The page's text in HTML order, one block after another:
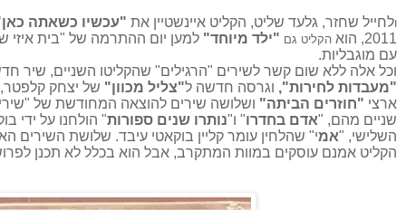
ולחייל שחזר, גלעד שליט, הקליט איינשטיין את "עכשיו כשאתה
2011, הוא
הקליט גם "ילד מיוחד" למען יום ההתרמה של "בית איזי
עם מוגבליות.
וכל אלה ללא שום קשר לשירים "הרגילים" שהקליטו השניים, שיר
"מעבדות לחירות", וגרסה חדשה ל"צליל מכוון" של יצחק
ארצי "חוזרים הביתה" ושלושה שירים להוצאה המחודשת של
שניים מהם, "אדם בחדרו" ו"נותרו שנים ספורות" הולחנו על ידי
השלישי, "אמי" שהלחין עומר קליין בוקאטי עיבד. שלושת השירים
הקליט אמנם עוסקים במוות המתקרב, אבל הוא בכלל לא תכנן